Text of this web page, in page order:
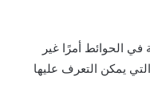
في الحوائط أمرًا غير
يمكن التعرف عليها